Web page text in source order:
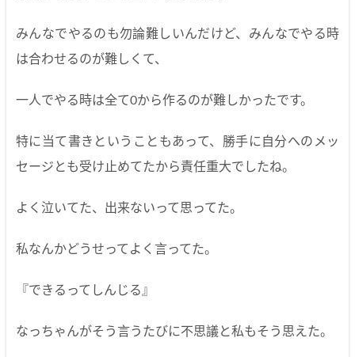
みんなでやるのも勿論難しいんだけど、みんなでやる時
は合わせるのが難しくて、
一人でやる時は全て0から作るのが難しかったです。
特に当て書きということもあって、勝手に自分へのメッ
セージとも受け止めてたから責任重大でしたね。
よく泣いてた、出来ないって思ってた。
私なんかどうせってよく言ってた。
『できるってしんじる』
なっちゃんがそう言うたびに不思議と私もそう思えた。